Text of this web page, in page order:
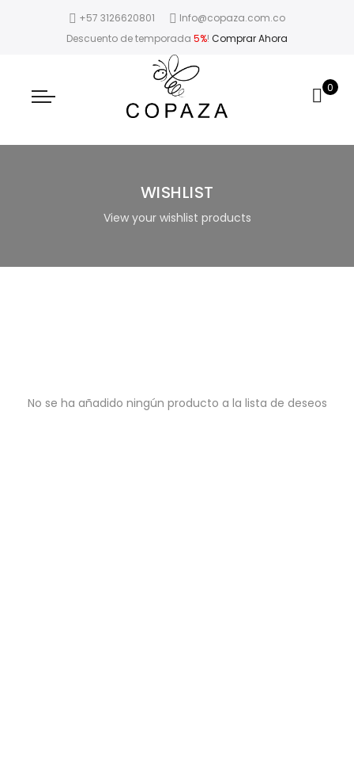
+57 3126620801
Info@copaza.com.co
Descuento de temporada 5%! Comprar Ahora
0
WISHLIST
View your wishlist products
No se ha añadido ningún producto a la lista de deseos